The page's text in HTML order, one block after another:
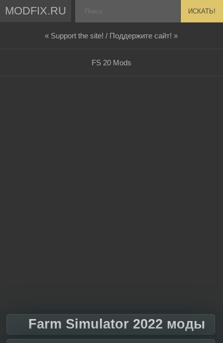
MODFIX.RU ИСКАТЬ!
« Support the site! / Поддержите сайт! »
FS 20 Mods
Farm Simulator 2022 моды